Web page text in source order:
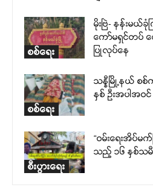
စစ်ရေး
မိုးဗြဲ- နန်းမယ်
ကော်မရှင်တပ်
ပြုလုပ်နေ
စစ်ရေး
သန္နီမြို့နယ် စစ်
နှစ် ဦးအပါအဝ
စီးပွားရေး
“ဝမ်းရေးအိပ်
သည့် ၁၆ နှစ်သမီ